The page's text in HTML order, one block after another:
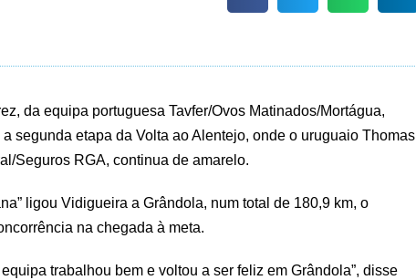
da equipa portuguesa Tavfer/Ovos Matinados/Mortágua,
segunda etapa da Volta ao Alentejo, onde o uruguaio Thomas
Seguros RGA, continua de amarelo.
ligou Vidigueira a Grândola, num total de 180,9 km, o
na chegada à meta.
trabalhou bem e voltou a ser feliz em Grândola”, disse